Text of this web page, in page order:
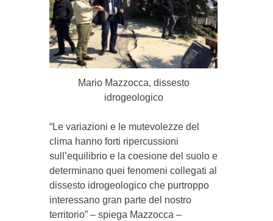
Mario Mazzocca, dissesto
idrogeologico
“Le variazioni e le mutevolezze del
clima hanno forti ripercussioni
sull’equilibrio e la coesione del suolo e
determinano quei fenomeni collegati al
dissesto idrogeologico che purtroppo
interessano gran parte del nostro
territorio” – spiega Mazzocca –